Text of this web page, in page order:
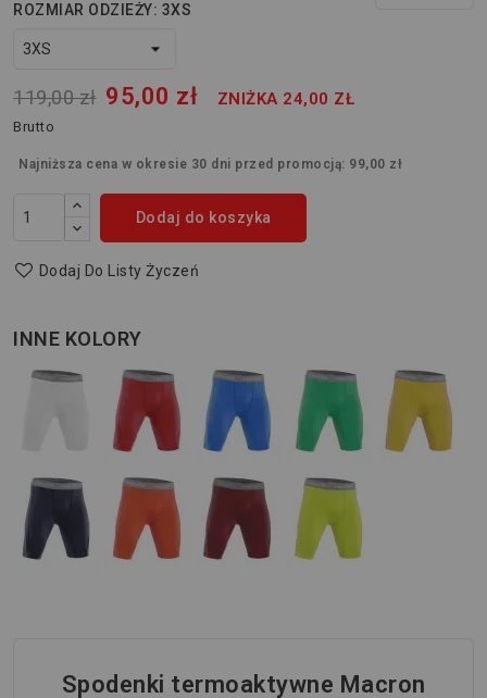
ROZMIAR ODZIEŻY: 3XS
119,00 zł 95,00 zł ZNIŻKA 24,00 ZŁ
Brutto
Najniższa cena w okresie 30 dni przed promocją: 99,00 zł
Dodaj do koszyka
Dodaj Do Listy Życzeń
INNE KOLORY
Spodenki termoaktywne Macron